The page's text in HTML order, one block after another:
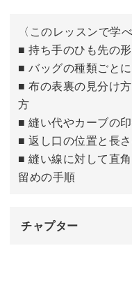
〈このレッスンで学
■ 持ち手のひも先の
■ バッグの種類ごと
■ 布の表裏の見分け
方
■ 縫い代やカーブの
■ 返し口の位置と長
■ 縫い線に対して直
留めの手順
チャプター